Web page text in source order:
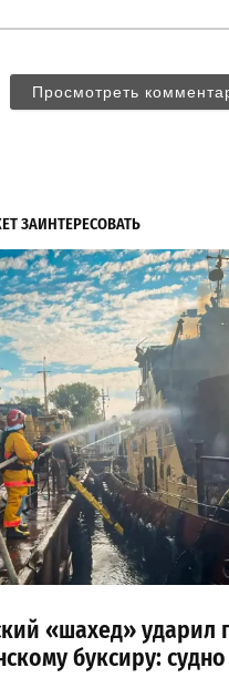
Просмотреть
ЗАИНТЕРЕСОВАТЬ
«шахед» ударил
буксиру: